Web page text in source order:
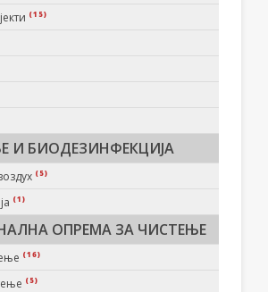
(15)
И БИОДЕЗИНФЕКЦИЈА
(5)
(1)
ОПРЕМА ЗА ЧИСТЕЊЕ
(16)
(5)